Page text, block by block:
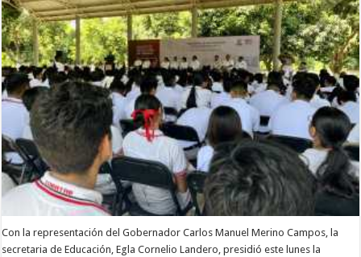
Con la representación del Gobernador Carlos Manuel Merino Campos, la
secretaria de Educación, Egla Cornelio Landero, presidió este lunes la